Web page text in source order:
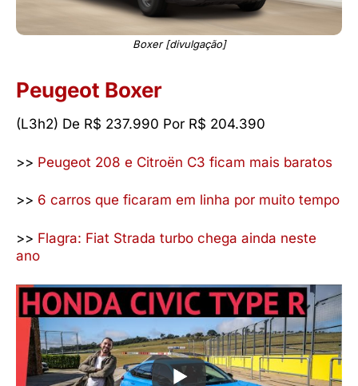
Boxer [divulgação]
Peugeot Boxer
(L3h2) De R$ 237.990 Por R$ 204.390
>> Peugeot 208 e Citroën C3 ficam mais baratos
>> 6 carros que ficaram em linha por muito tempo
>> Flagra: Fiat Strada turbo chega ainda neste
ano